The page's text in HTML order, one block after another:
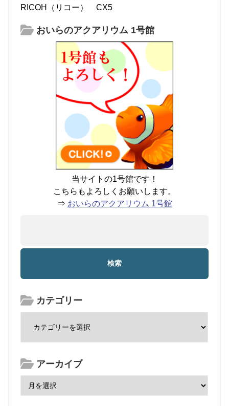
RICOH（リコー） CX5
おいらのアクアリウム 1号館
当サイトの1号館です！
こちらもよろしくお願いします。
⇒ おいらのアクアリウム 1号館
カテゴリー
アーカイブ